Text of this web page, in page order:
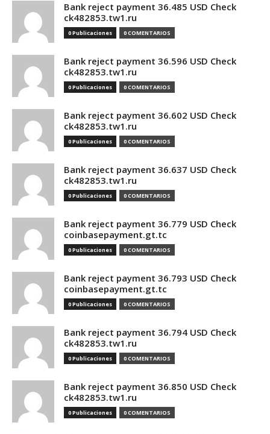
Bank reject payment 36.485 USD Check
ck482853.tw1.ru
0 Publicaciones 0 COMENTARIOS
Bank reject payment 36.596 USD Check
ck482853.tw1.ru
0 Publicaciones 0 COMENTARIOS
Bank reject payment 36.602 USD Check
ck482853.tw1.ru
0 Publicaciones 0 COMENTARIOS
Bank reject payment 36.637 USD Check
ck482853.tw1.ru
0 Publicaciones 0 COMENTARIOS
Bank reject payment 36.779 USD Check
coinbasepayment.gt.tc
0 Publicaciones 0 COMENTARIOS
Bank reject payment 36.793 USD Check
coinbasepayment.gt.tc
0 Publicaciones 0 COMENTARIOS
Bank reject payment 36.794 USD Check
ck482853.tw1.ru
0 Publicaciones 0 COMENTARIOS
Bank reject payment 36.850 USD Check
ck482853.tw1.ru
0 Publicaciones 0 COMENTARIOS